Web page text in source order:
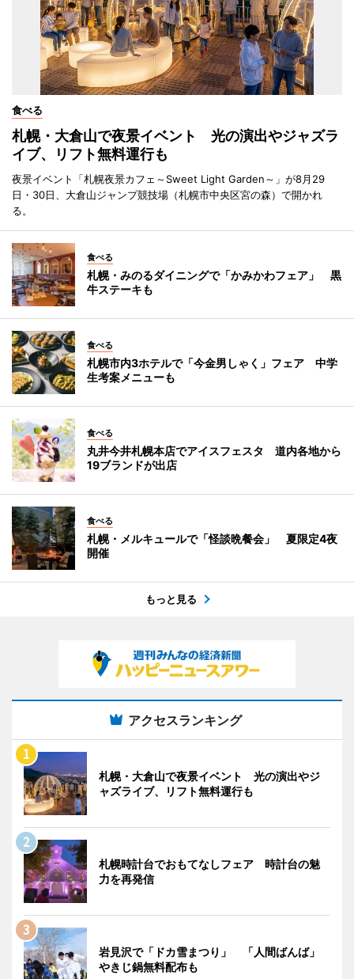
食べる
札幌・大倉山で夜景イベント 光の演出やジャズラ
イブ、リフト無料運行も
夜景イベント「札幌夜景カフェ～Sweet Light Garden～」が8月29
日・30日、大倉山ジャンプ競技場（札幌市中央区宮の森）で開かれ
る。
食べる
札幌・みのるダイニングで「かみかわフェア」 黒
牛ステーキも
食べる
札幌市内3ホテルで「今金男しゃく」フェア 中学
生考案メニューも
食べる
丸井今井札幌本店でアイスフェスタ 道内各地から
19ブランドが出店
食べる
札幌・メルキュールで「怪談晩餐会」 夏限定4夜
開催
もっと見る
アクセスランキング
札幌・大倉山で夜景イベント 光の演出やジ
ャズライブ、リフト無料運行も
札幌時計台でおもてなしフェア 時計台の魅
力を再発信
岩見沢で「ドカ雪まつり」 「人間ばんば」
やきじ鍋無料配布も